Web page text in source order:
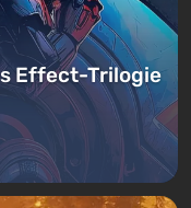
Effect-Trilogie